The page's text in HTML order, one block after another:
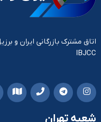
اتاق مشترک بازرگانی ایران و
IBJCC
شعبه تهران